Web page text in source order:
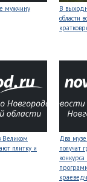
мужчину
В
области
Великом
плитку и
Два
получат